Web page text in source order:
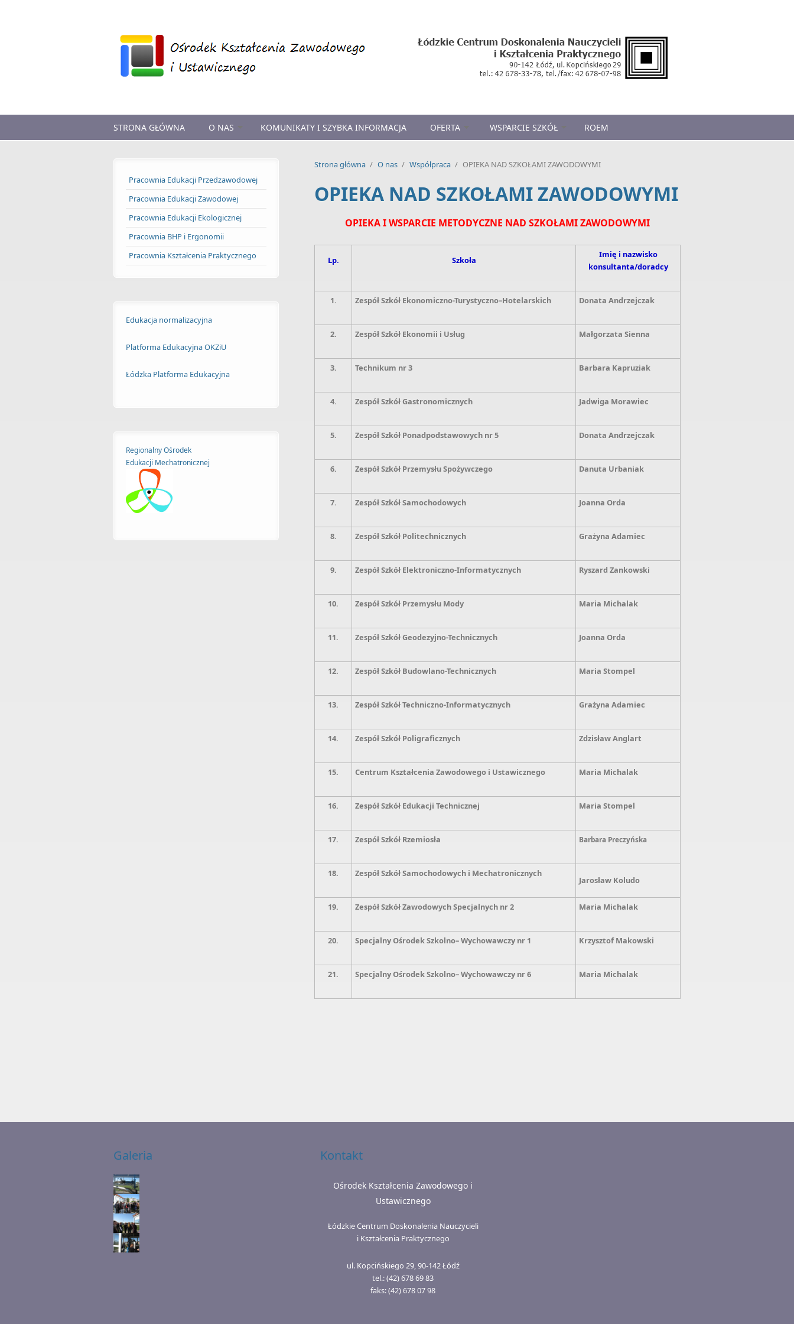
STRONA GŁÓWNA O NAS KOMUNIKATY I SZYBKA INFORMACJA OFERTA WSPARCIE SZKÓŁ ROEM
Pracownia Edukacji Przedzawodowej
Pracownia Edukacji Zawodowej
Pracownia Edukacji Ekologicznej
Pracownia BHP i Ergonomii
Pracownia Kształcenia Praktycznego
Edukacja normalizacyjna
Platforma Edukacyjna OKZiU
Łódzka Platforma Edukacyjna
Regionalny Ośrodek
Edukacji Mechatronicznej
Strona główna / O nas / Współpraca / OPIEKA NAD SZKOŁAMI ZAWODOWYMI
OPIEKA NAD SZKOŁAMI ZAWODOWYMI
OPIEKA I WSPARCIE METODYCZNE NAD SZKOŁAMI ZAWODOWYMI
Lp. Szkoła
Imię i nazwisko
konsultanta/doradcy
1. Zespół Szkół Ekonomiczno-Turystyczno–Hotelarskich Donata Andrzejczak
2. Zespół Szkół Ekonomii i Usług Małgorzata Sienna
3. Technikum nr 3 Barbara Kapruziak
4. Zespół Szkół Gastronomicznych Jadwiga Morawiec
5. Zespół Szkół Ponadpodstawowych nr 5 Donata Andrzejczak
6. Zespół Szkół Przemysłu Spożywczego Danuta Urbaniak
7. Zespół Szkół Samochodowych Joanna Orda
8. Zespół Szkół Politechnicznych Grażyna Adamiec
9. Zespół Szkół Elektroniczno-Informatycznych Ryszard Zankowski
10. Zespół Szkół Przemysłu Mody Maria Michalak
11. Zespół Szkół Geodezyjno-Technicznych Joanna Orda
12. Zespół Szkół Budowlano-Technicznych Maria Stompel
13. Zespół Szkół Techniczno-Informatycznych Grażyna Adamiec
14. Zespół Szkół Poligraficznych Zdzisław Anglart
15. Centrum Kształcenia Zawodowego i Ustawicznego Maria Michalak
16. Zespół Szkół Edukacji Technicznej Maria Stompel
17. Zespół Szkół Rzemiosła Barbara Preczyńska
18. Zespół Szkół Samochodowych i Mechatronicznych
Jarosław Koludo
19. Zespół Szkół Zawodowych Specjalnych nr 2 Maria Michalak
20. Specjalny Ośrodek Szkolno– Wychowawczy nr 1 Krzysztof Makowski
21. Specjalny Ośrodek Szkolno– Wychowawczy nr 6 Maria Michalak
Galeria Kontakt
Ośrodek Kształcenia Zawodowego i
Ustawicznego
Łódzkie Centrum Doskonalenia Nauczycieli
i Kształcenia Praktycznego
ul. Kopcińskiego 29, 90-142 Łódź
tel.: (42) 678 69 83
faks: (42) 678 07 98